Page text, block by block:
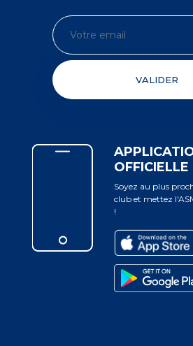
VALIDER
Soyez au plus
club et mettez
!